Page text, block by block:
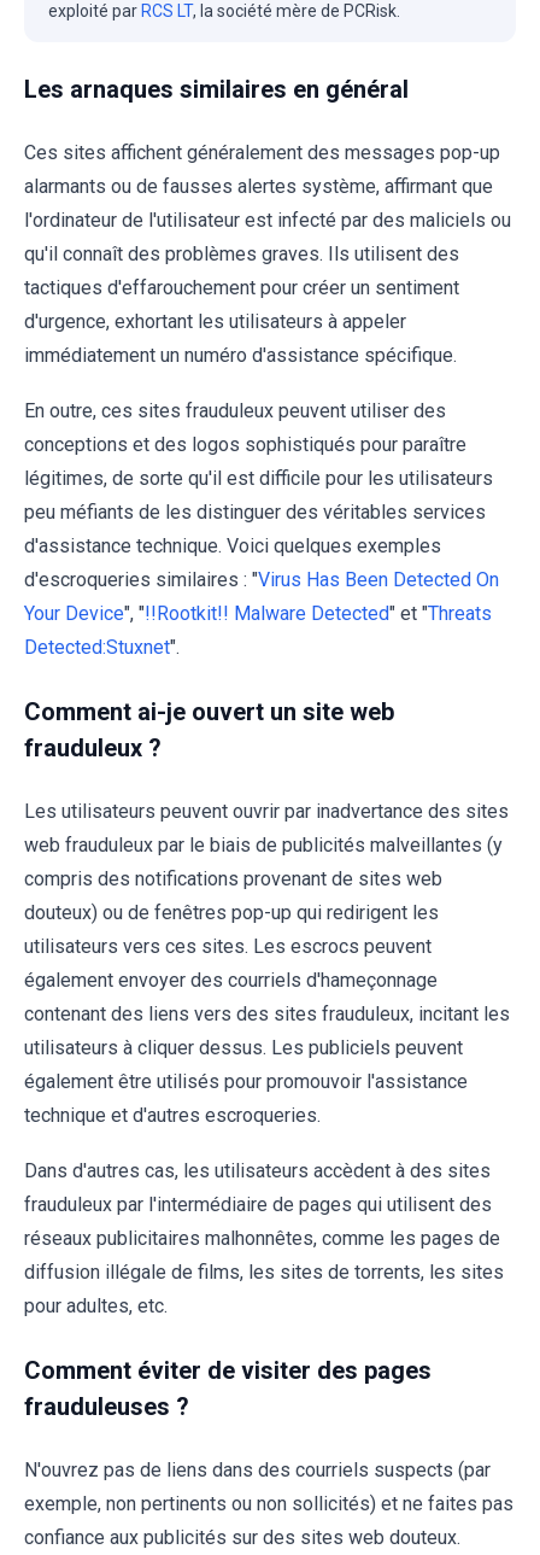
exploité par RCS LT, la société mère de PCRisk.
Les arnaques similaires en général
Ces sites affichent généralement des messages pop-up
alarmants ou de fausses alertes système, affirmant que
l'ordinateur de l'utilisateur est infecté par des maliciels ou
qu'il connaît des problèmes graves. Ils utilisent des
tactiques d'effarouchement pour créer un sentiment
d'urgence, exhortant les utilisateurs à appeler
immédiatement un numéro d'assistance spécifique.
En outre, ces sites frauduleux peuvent utiliser des
conceptions et des logos sophistiqués pour paraître
légitimes, de sorte qu'il est difficile pour les utilisateurs
peu méfiants de les distinguer des véritables services
d'assistance technique. Voici quelques exemples
d'escroqueries similaires : "Virus Has Been Detected On
Your Device", "!!Rootkit!! Malware Detected" et "Threats
Detected:Stuxnet".
Comment ai-je ouvert un site web
frauduleux ?
Les utilisateurs peuvent ouvrir par inadvertance des sites
web frauduleux par le biais de publicités malveillantes (y
compris des notifications provenant de sites web
douteux) ou de fenêtres pop-up qui redirigent les
utilisateurs vers ces sites. Les escrocs peuvent
également envoyer des courriels d'hameçonnage
contenant des liens vers des sites frauduleux, incitant les
utilisateurs à cliquer dessus. Les publiciels peuvent
également être utilisés pour promouvoir l'assistance
technique et d'autres escroqueries.
Dans d'autres cas, les utilisateurs accèdent à des sites
frauduleux par l'intermédiaire de pages qui utilisent des
réseaux publicitaires malhonnêtes, comme les pages de
diffusion illégale de films, les sites de torrents, les sites
pour adultes, etc.
Comment éviter de visiter des pages
frauduleuses ?
N'ouvrez pas de liens dans des courriels suspects (par
exemple, non pertinents ou non sollicités) et ne faites pas
confiance aux publicités sur des sites web douteux.